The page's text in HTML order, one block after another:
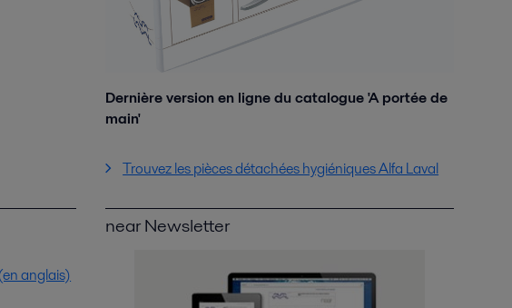
Dernière version en ligne du catalogue 'A portée de
main'
Trouvez les pièces détachées hygiéniques Alfa Laval
anglais)
near Newsletter